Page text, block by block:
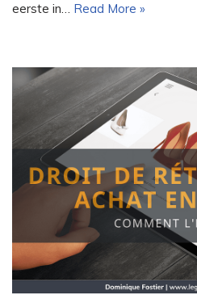
eerste in… Read More »